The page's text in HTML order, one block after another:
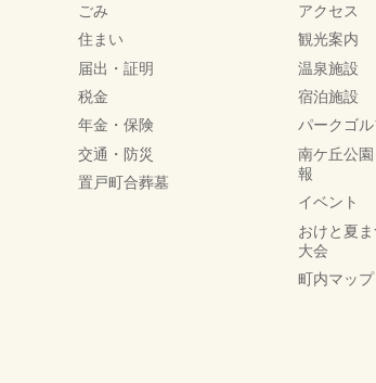
ごみ
住まい
届出・証明
税金
年金・保険
交通・防災
置戸町合葬墓
アクセス
観光案内
温泉施設
宿泊施設
パークゴ
南ケ丘公
報
イベント
おけと夏
大会
町内マップ